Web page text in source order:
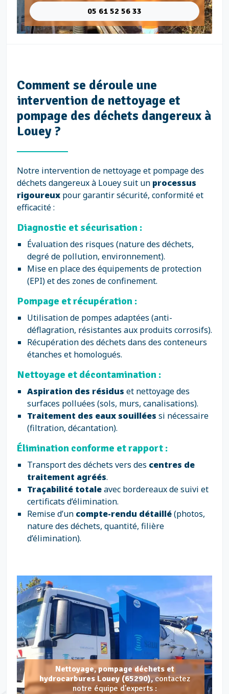
05 61 52 56 33
Comment se déroule une
intervention de nettoyage et
pompage des déchets dangereux à
Louey ?
Notre intervention de nettoyage et pompage des
déchets dangereux à Louey suit un processus
rigoureux pour garantir sécurité, conformité et
efficacité :
Diagnostic et sécurisation :
Évaluation des risques (nature des déchets,
degré de pollution, environnement).
Mise en place des équipements de protection
(EPI) et des zones de confinement.
Pompage et récupération :
Utilisation de pompes adaptées (anti-
déflagration, résistantes aux produits corrosifs).
Récupération des déchets dans des conteneurs
étanches et homologués.
Nettoyage et décontamination :
Aspiration des résidus et nettoyage des
surfaces polluées (sols, murs, canalisations).
Traitement des eaux souillées si nécessaire
(filtration, décantation).
Élimination conforme et rapport :
Transport des déchets vers des centres de
traitement agréés.
Traçabilité totaleavec bordereaux de suivi et
certificats d’élimination.
Remise d’un compte-rendu détaillé(photos,
nature des déchets, quantité, filière
d’élimination).
Nettoyage, pompage déchets et
hydrocarbures Louey (65290),contactez
notre équipe d'experts :